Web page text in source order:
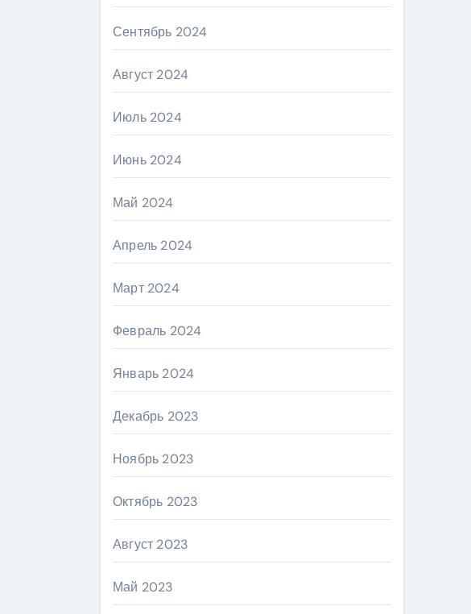
Сентябрь 2024
Август 2024
Июль 2024
Июнь 2024
Май 2024
Апрель 2024
Март 2024
Февраль 2024
Январь 2024
Декабрь 2023
Ноябрь 2023
Октябрь 2023
Август 2023
Май 2023